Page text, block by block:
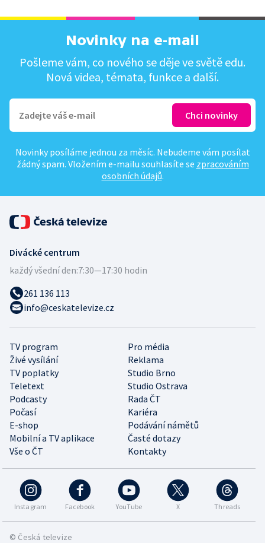
Novinky na e-mail
Pošleme vám, co nového se děje ve světě edu.
Nová videa, témata, funkce a další.
Novinky posíláme jednou za měsíc. Nebudeme vám posílat
žádný spam. Vložením e-mailu souhlasíte se zpracováním
osobních údajů.